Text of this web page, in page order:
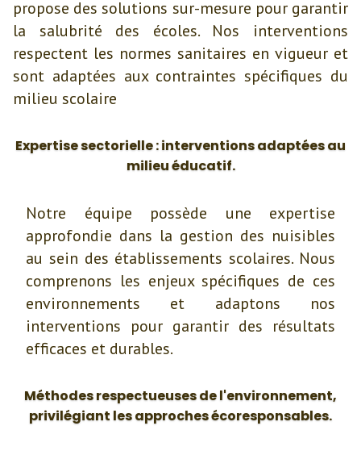
propose des solutions sur-mesure pour garantir
la salubrité des écoles. Nos interventions
respectent les normes sanitaires en vigueur et
sont adaptées aux contraintes spécifiques du
milieu scolaire
Expertise sectorielle : interventions adaptées au
milieu éducatif.
Notre équipe possède une expertise
approfondie dans la gestion des nuisibles
au sein des établissements scolaires. Nous
comprenons les enjeux spécifiques de ces
environnements et adaptons nos
interventions pour garantir des résultats
efficaces et durables.
Méthodes respectueuses de l'environnement,
privilégiant les approches écoresponsables.